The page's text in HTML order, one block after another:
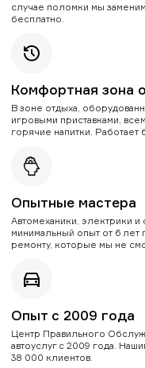
случае поломки мы
бесплатно.
Комфортная зона
В зоне отдыха,
игровыми приставками,
горячие напитки. Работает
Опытные мастера
Автомеханики, электрики
минимальный опыт от 6 лет
ремонту, которые мы не
Опыт с 2009 года
Центр Правильного
автоуслуг с 2009 года.
38 000 клиентов.